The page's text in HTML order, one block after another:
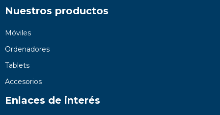
Nuestros productos
Móviles
Ordenadores
Tablets
Accesorios
Enlaces de interés